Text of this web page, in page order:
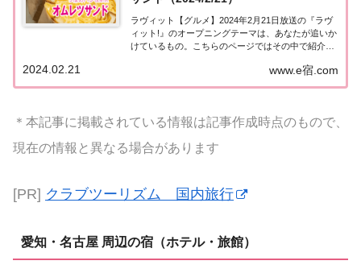
ラヴィット【グルメ】2024年2月21日放送の『ラヴ
ィット!』のオープニングテーマは、あなたが追いか
けているもの。こちらのページではその中で紹介さ
めパン＆Milk」についてまとめました。詳しくはこ
ちら！乃木坂46 弓木奈於オススメ...
www.e宿.com
2024.02.21
＊本記事に掲載されている情報は記事作成時点のもので、
現在の情報と異なる場合があります
[PR] クラブツーリズム 国内旅行
愛知・名古屋 周辺の宿（ホテル・旅館）